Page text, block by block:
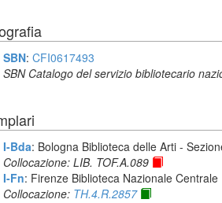
SBN: CFI0617493
SBN Catalogo del servizio bibliotecario
I-Bda: Bologna Biblioteca delle Arti -
Collocazione: LIB. TOF.A.089
I-Fn: Firenze Biblioteca Nazionale Centrale
Collocazione: TH.4.R.2857